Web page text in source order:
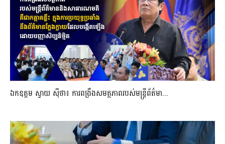
ឯកឧត្តម ស្វាយ ស៊ីថា៖ ការពង្រឹងសមត្ថភាពរបស់មន្ត្រីព័ត៌មា...